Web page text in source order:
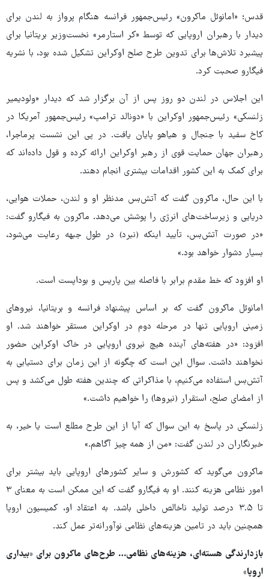
قدس؛ «امانوئل ماکرون» رئیس‌جمهور فرانسه هنگام پرواز به لندن برای
دیدار با رهبران اروپایی که توسط «کر استارمر» نخست‌وزیر بریتانیا برای
پیشبرد تلاش‌ها برای تدوین طرح صلح اوکراین تشکیل شده بود، با نشریه
فیگارو صحبت کرد.
این اجلاس در لندن دو روز پس از آن برگزار شد که دیدار «ولودیمیر
زلنسکی» رئیس‌جمهور اوکراین با «دونالد ترامپ» رئیس‌جمهور آمریکا در
کاخ سفید با جنجال و هیاهو پایان یافت. در پی این نشست پرماجرا،
رهبران جهان حمایت قوی از رهبر اوکراین ارائه کرده و قول داده‌اند که
برای کمک به این کشور اقدامات بیشتری انجام دهند.
با این حال، ماکرون گفت که آتش‌بس مدنظر او و لندن، حملات هوایی،
دریایی و زیرساخت‌های انرژی را پوشش می‌دهد. ماکرون به فیگارو گفت:
«در صورت آتش‌بس، تأیید اینکه (نبرد) در طول جبهه رعایت می‌شود،
بسیار دشوار خواهد بود.»
او افزود که خط مقدم برابر با فاصله بین پاریس و بوداپست است.
امانوئل ماکرون گفت که بر اساس پیشنهاد فرانسه و بریتانیا، نیروهای
زمینی اروپایی تنها در مرحله دوم در اوکراین مستقر خواهند شد. او
افزود: «در هفته‌های آینده هیچ نیروی اروپایی در خاک اوکراین حضور
نخواهند داشت. سوال این است که چگونه از این زمان برای دستیابی به
آتش‌بس استفاده می‌کنیم، با مذاکراتی که چندین هفته طول می‌کشد و پس
از امضای صلح، استقرار (نیروها) را خواهیم داشت.»
زلنسکی در پاسخ به این سوال که آیا از این طرح مطلع است یا خیر، به
خبرنگاران در لندن گفت: «من از همه چیز آگاهم.»
ماکرون می‌گوید که کشورش و سایر کشورهای اروپایی باید بیشتر برای
امور نظامی هزینه کنند. او به فیگارو گفت که این ممکن است به معنای ۳
تا ۳.۵ درصد تولید ناخالص داخلی باشد. به اعتقاد او، کمیسیون اروپا
همچنین باید در تامین هزینه‌های نظامی نوآورانه‌تر عمل کند.
بازدارندگی هسته‌ای، هزینه‌های نظامی… طرح‌های ماکرون برای «بیداری
اروپا»